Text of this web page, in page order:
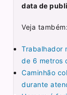
data de
Veja também:
Trabalhador
de 6 metros
Caminhão
durante